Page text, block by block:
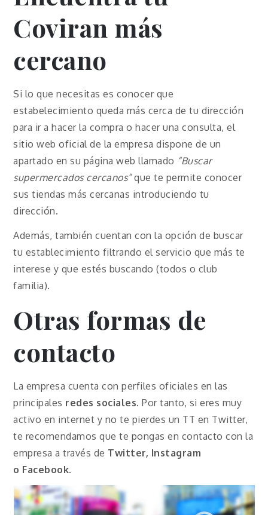
Coviran más
cercano
Si lo que necesitas es conocer que
estabelecimiento queda más cerca de tu dirección
para ir a hacer la compra o hacer una consulta, el
sitio web oficial de la empresa dispone de un
apartado en su página web llamado “Buscar
supermercados cercanos”que te permite conocer
sus tiendas más cercanas introduciendo tu
dirección.
Además, también cuentan con la opción de buscar
tu establecimiento filtrando el servicio que más te
interese y que estés buscando (todos o club
familia).
Otras formas de
contacto
La empresa cuenta con perfiles oficiales en las
principales redes sociales. Por tanto, si eres muy
activo en internet y no te pierdes un TT en Twitter,
te recomendamos que te pongas en contacto con la
empresa a través de Twitter, Instagram
o Facebook.